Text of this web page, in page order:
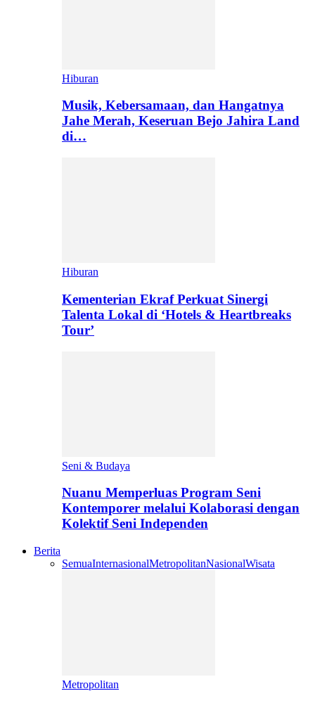
Hiburan
Musik, Kebersamaan, dan Hangatnya
Jahe Merah, Keseruan Bejo Jahira Land
di…
Hiburan
Kementerian Ekraf Perkuat Sinergi
Talenta Lokal di ‘Hotels & Heartbreaks
Tour’
Seni & Budaya
Nuanu Memperluas Program Seni
Kontemporer melalui Kolaborasi dengan
Kolektif Seni Independen
Berita
SemuaInternasionalMetropolitanNasionalWisata
Metropolitan